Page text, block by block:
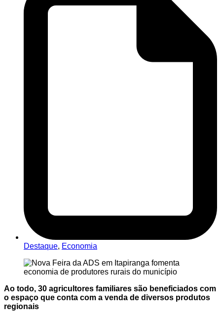
Destaque, Economia
Ao todo, 30 agricultores familiares são beneficiados com
o espaço que conta com a venda de diversos produtos
regionais